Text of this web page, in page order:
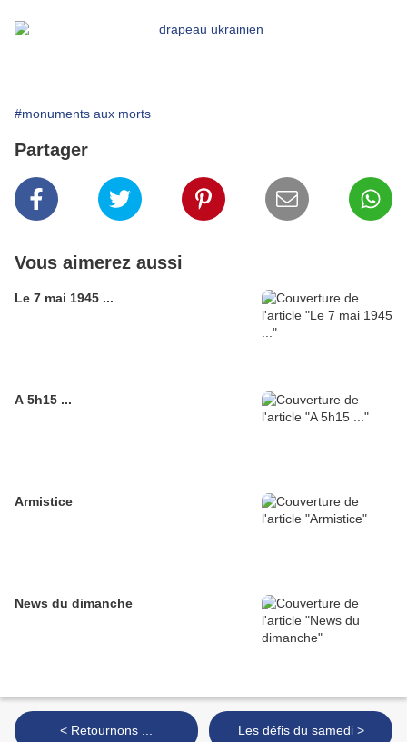
#monuments aux morts
Partager
Vous aimerez aussi
Le 7 mai 1945 ...
A 5h15 ...
Armistice
News du dimanche
< Retournons ... Les défis du samedi >